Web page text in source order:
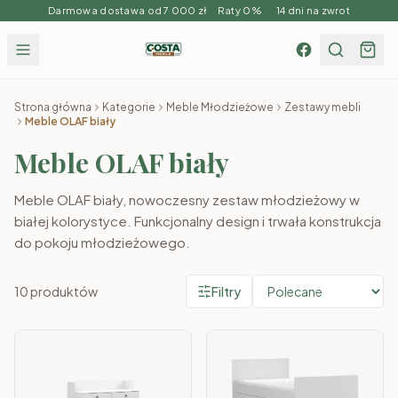
Darmowa dostawa od 7 000 zł Raty 0% 14 dni na zwrot
Strona główna Kategorie Meble Młodzieżowe
Zestawy mebli
Meble OLAF biały
Meble OLAF biały
Meble OLAF biały, nowoczesny zestaw młodzieżowy w
białej kolorystyce. Funkcjonalny design i trwała konstrukcja
do pokoju młodzieżowego.
10produktów Filtry
Produkty w kategorii Meble OLAF biały